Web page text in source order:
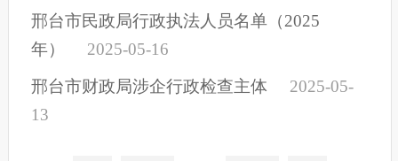
邢台市民政局行政执法人员名单（2025
年）
2025-05-16
邢台市财政局涉企行政检查主体
2025-05-
13